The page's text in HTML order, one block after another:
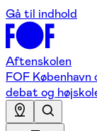
Gå til indhold
Aftenskolen
FOF
debat og